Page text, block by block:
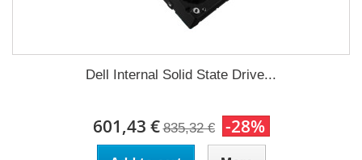
Dell Internal Solid State Drive...
601,43 € 835,32 € -28%